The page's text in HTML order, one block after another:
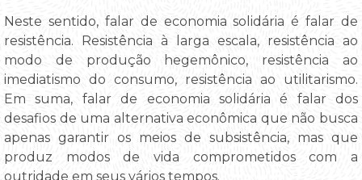
Neste sentido, falar de economia solidária é falar de
resistência. Resistência à larga escala, resistência ao
modo de produção hegemônico, resistência ao
imediatismo do consumo, resistência ao utilitarismo.
Em suma, falar de economia solidária é falar dos
desafios de uma alternativa econômica que não busca
apenas garantir os meios de subsistência, mas que
produz modos de vida comprometidos com a
outridade em seus vários tempos.